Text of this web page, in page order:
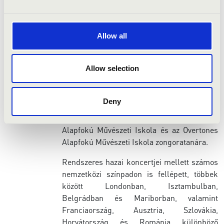
Allow all
Allow selection
Deny
Zongoraversenyen első helyezést ért el,
majd Lakatos Ablakos Dezső Ösztöndíjban
részesült a Petőfi Kulturális Ügynökség és a
lebonyolításával.
pedagógus: 2018 óta tanít zeneiskolai
intézményekben. Jelenleg az Aelia Sabina
Alapfokú Művészeti Iskola és az Overtones
Alapfokú Művészeti Iskola zongoratanára.
Rendszeres hazai koncertjei mellett számos
nemzetközi színpadon is fellépett, többek
között Londonban, Isztambulban,
Belgrádban és Mariborban, valamint
Franciaország, Ausztria, Szlovákia,
Horvátország és Románia különböző